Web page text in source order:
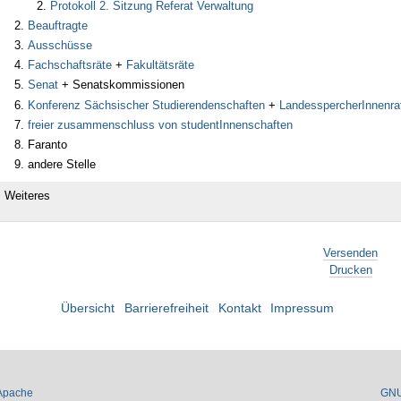
Protokoll 2. Sitzung Referat Verwaltung
Beauftragte
Ausschüsse
Fachschaftsräte+ Fakultätsräte
Senat+ Senatskommissionen
Konferenz Sächsischer Studierendenschaften+
freier zusammenschluss von studentInnenschaften
Faranto
andere Stelle
Weiteres
Versenden
Drucken
Übersicht Barrierefreiheit Kontakt Impressum